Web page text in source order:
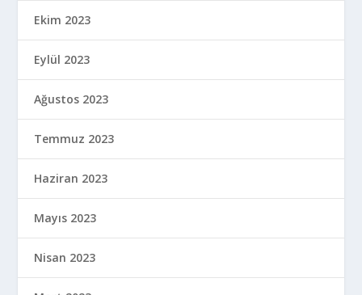
Ekim 2023
Eylül 2023
Ağustos 2023
Temmuz 2023
Haziran 2023
Mayıs 2023
Nisan 2023